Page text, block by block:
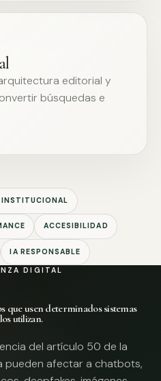
editorial y
búsquedas e
INSTITUCIONAL
ACCESIBILIDAD
IA RESPONSABLE
DIGITAL
que usen determinados sistemas
utilizan.
del artículo 50 de la
pueden afectar a chatbots,